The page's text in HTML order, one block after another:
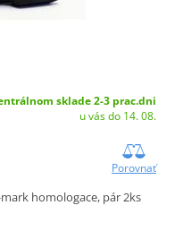
sklade 2-3 prac.dni
u vás do 14. 08.
Porovnať
homologace, pár 2ks